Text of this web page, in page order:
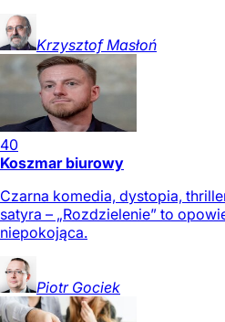
Krzysztof Masłoń
40
Koszmar biurowy
Czarna komedia, dystopia,
satyra – „Rozdzielenie” to
niepokojąca.
Piotr Gociek